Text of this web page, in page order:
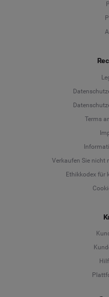
Terms
Verkaufen Sie nicht
Ethikkodex für